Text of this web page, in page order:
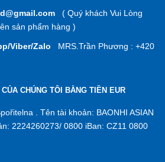
( Quý khách Vui Lòng
sản phẩm hàng )
Viber/Zalo MRS.Trần Phương : +420
CHÚNG TÔI BẰNG TIỀN EUR
. Tên tài khoản: BAONHI ASIAN
2224260273/ 0800 iBan: CZ11 0800